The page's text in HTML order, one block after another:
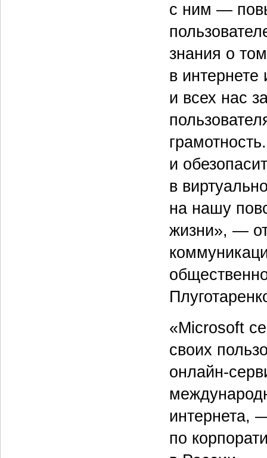
с ним —
знания о
в интернете
и всех нас
и
в
на нашу
жизни», —
«Microsoft
своих
онлайн-
интернета,
по